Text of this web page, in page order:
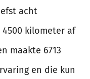
acht
4500 kilometer af
maakte 6713
en die kun